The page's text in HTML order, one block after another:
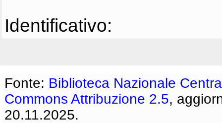
Identificativo:
Fonte: Biblioteca Nazionale
Commons Attribuzione 2.5,
20.11.2025.